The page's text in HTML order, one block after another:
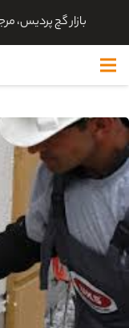
بازار گچ پردیس،